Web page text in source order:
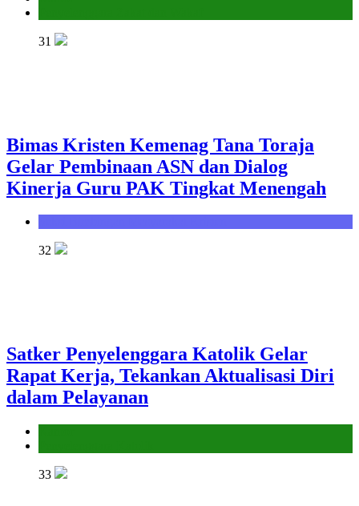
31
Bimas Kristen Kemenag Tana Toraja
Gelar Pembinaan ASN dan Dialog
Kinerja Guru PAK Tingkat Menengah
32
Satker Penyelenggara Katolik Gelar
Rapat Kerja, Tekankan Aktualisasi Diri
dalam Pelayanan
33